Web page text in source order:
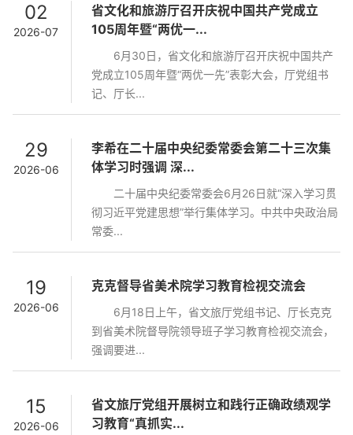
省文化和旅游厅召开庆祝中国共产党成立
105周年暨“两优一...
6月30日，省文化和旅游厅召开庆祝中国共产
党成立105周年暨“两优一先”表彰大会，厅党组书
记、厅长...
02
2026-07
李希在二十届中央纪委常委会第二十三次集
体学习时强调 深...
二十届中央纪委常委会6月26日就“深入学习贯
彻习近平党建思想”举行集体学习。中共中央政治局
常委...
29
2026-06
克克督导省美术院学习教育检视交流会
6月18日上午，省文旅厅党组书记、厅长克克
到省美术院督导院领导班子学习教育检视交流会，
强调要进...
19
2026-06
省文旅厅党组开展树立和践行正确政绩观学
习教育“真抓实...
15
2026-06